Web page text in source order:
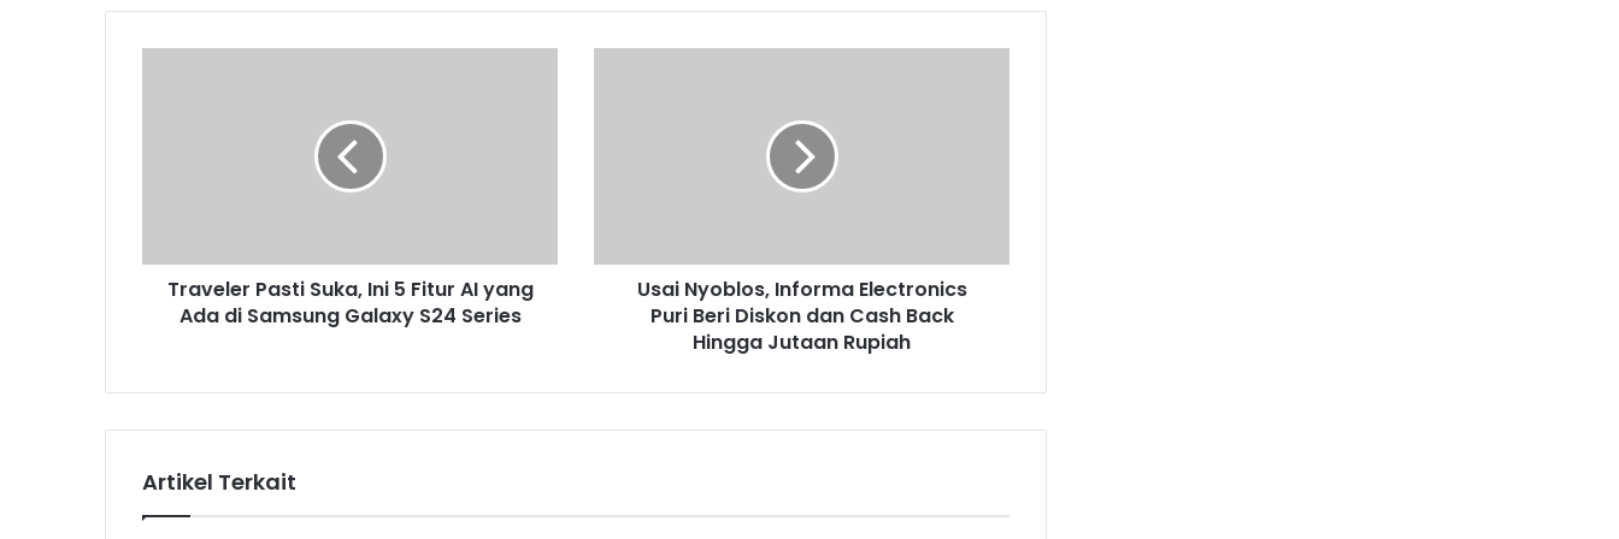
P
S
,
I
Traveler Pasti Suka, Ini 5 Fitur AI yang
Ada di Samsung Galaxy S24 Series
l
n
a
Usai Nyoblos, Informa Electronics
Puri Beri Diskon dan Cash Back
Hingga Jutaan Rupiah
Artikel Terkait